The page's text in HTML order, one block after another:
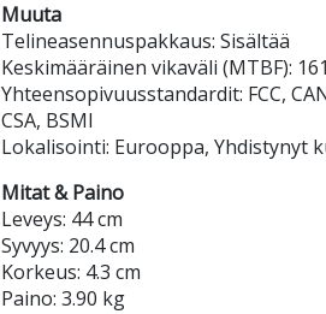
Muuta
Telineasennuspakkaus: Sisältää
Keskimääräinen vikaväli (MTBF):
Yhteensopivuusstandardit: FCC,
CSA, BSMI
Lokalisointi: Eurooppa, Yhdistynyt
Mitat & Paino
Leveys: 44 cm
Syvyys: 20.4 cm
Korkeus: 4.3 cm
Paino: 3.90 kg